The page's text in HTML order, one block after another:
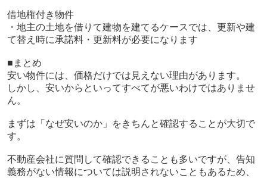
借地権付き物件
・地主の土地を借りて建物を建てるケースでは、更新や建
て替え時に承諾料・更新料が必要になります
■まとめ
安い物件には、価格だけでは見えない理由があります。
しかし、安いからといってすべてが悪いわけではありませ
ん。
まずは「なぜ安いのか」をきちんと確認することが大切で
す。
不動産会社に質問して確認できることも多いですが、告知
義務がない情報については説明されないこともあるため、